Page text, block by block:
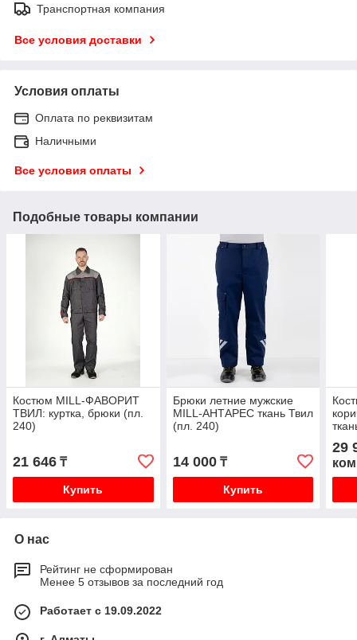
Транспортная компания
Все условия доставки
Условия оплаты
Оплата по реквизитам
Наличными
Все условия оплаты
Подобные товары компании
Костюм MILL-ФАВОРИТ
ТВИЛ: куртка, брюки (пл.
240)
21 646 ₸
Купить
Брюки летние мужские
MILL-АНТАРЕС ткань Твил
(пл. 240)
14 000₸
Купить
29
О нас
Рейтинг не сформирован
Менее 5 отзывов за последний год
Работает с 19.09.2022